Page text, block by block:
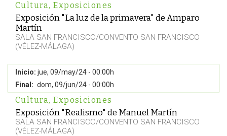
Cultura, Exposiciones
Exposición "La luz de la primavera" de Amparo
Martín
SALA SAN FRANCISCO/CONVENTO SAN FRANCISCO
(VÉLEZ-MÁLAGA)
Inicio: jue, 09/may/24 - 00:00h
Final: dom, 09/jun/24 - 00:00h
Cultura, Exposiciones
Exposición "Realismo" de Manuel Martín
SALA SAN FRANCISCO/CONVENTO SAN FRANCISCO
(VÉLEZ-MÁLAGA)